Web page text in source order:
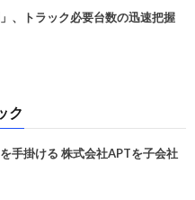
、トラック必要台数の迅速把握
ク
手掛ける 株式会社APTを子会社